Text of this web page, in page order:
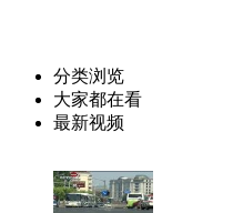
分类浏览
大家都在看
最新视频